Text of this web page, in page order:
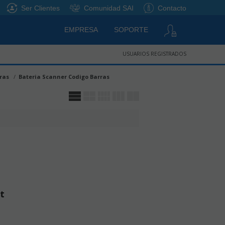
Ser Clientes Comunidad SAI Contacto
EMPRESA SOPORTE
USUARIOS REGISTRADOS
Bateria Scanner Codigo Barras